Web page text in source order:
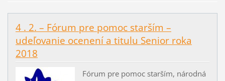
4 . 2. – Fórum pre pomoc starším –
udeľovanie ocenení a titulu Senior roka
2018
Fórum pre pomoc starším, národná